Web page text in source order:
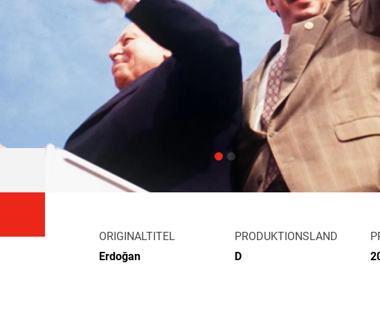
ORIGINALTITEL
Erdoğan
PRODUKTIONSLAND
D